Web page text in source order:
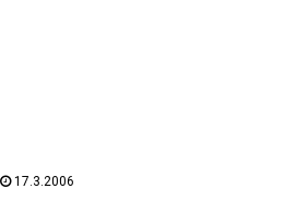
17.3.2006